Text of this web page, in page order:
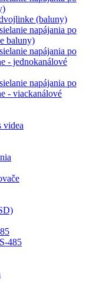
(baluny)
napájania po
baluny)
napájania po
- jednokanálové
napájania po
- viackanálové
videa
485